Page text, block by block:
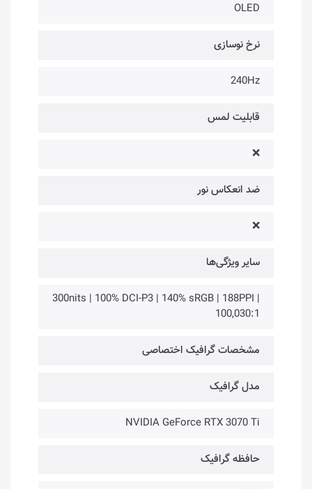
OLED
نرخ نوسازی
240Hz
قابلیت لمس
❌
ضد انعکاس نور
❌
سایر ویژگی‌ها
300nits | 100% DCI-P3 | 140% sRGB | 188PPI |
100,030:1
مشخصات گرافیک اختصاصی
مدل گرافیک
NVIDIA GeForce RTX 3070 Ti
حافظه گرافیک